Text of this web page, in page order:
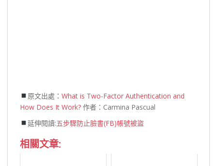
原文出處： What is Two-Factor Authentication and
How Does It Work? 作者：Carmina Pascual
延伸閱讀:五步驟防止臉書(FB)帳號被盜
相關文章: